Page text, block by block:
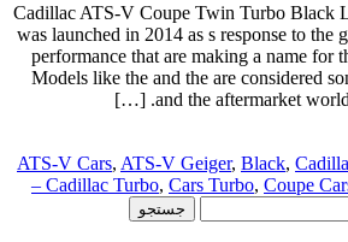
Cadillac ATS-V Coupe Twin Turbo Black
was launched in 2014 as s response to
performance that are making a name for
Models like the and the are considered
and the aftermarket world
ATS-V Cars, ATS-V Geiger, Black,
Cadillac Turbo, Cars Turbo, Coupe